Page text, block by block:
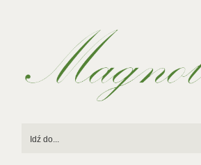
zawartości
Idź do...